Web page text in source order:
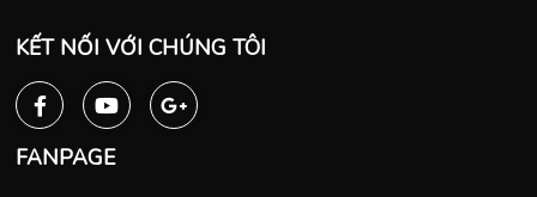
KẾT NỐI VỚI CHÚNG TÔI
FANPAGE